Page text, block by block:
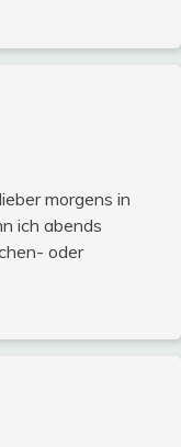
morgens in
ich abends
oder